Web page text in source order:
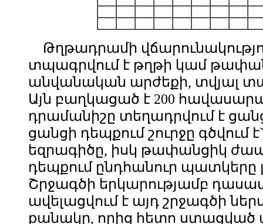
Թղթադրամի
տպագրվում է թղթի կամ
անվանական արժեքի, տվյալ
Այն բաղկացած է 200
դրամանիշը տեղադրվում է
ցանցի դեպքում շուրջը
եզրագիծը, իսկ թափանցիկ
դեպքում ընդհանուր պատկերը
Շրջագծի երկարությամբ
ավելացվում է այդ շրջագծի
քանակը, որից հետո ստացված